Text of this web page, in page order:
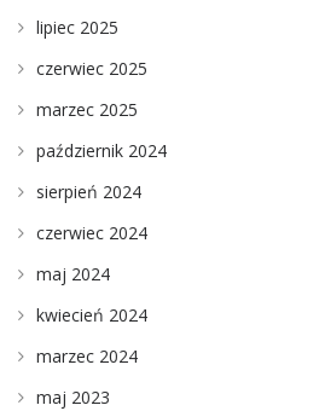
lipiec 2025
czerwiec 2025
marzec 2025
październik 2024
sierpień 2024
czerwiec 2024
maj 2024
kwiecień 2024
marzec 2024
maj 2023